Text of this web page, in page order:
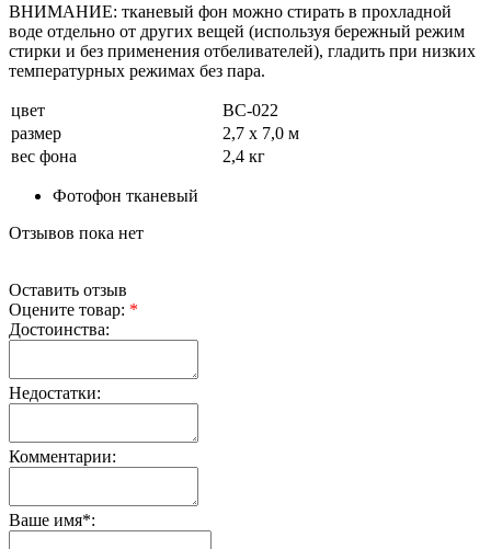
ВНИМАНИЕ: тканевый фон можно стирать в прохладной
воде отдельно от других вещей (используя бережный режим
стирки и без применения отбеливателей), гладить при низких
температурных режимах без пара.
цвет
BC-022
размер
2,7 х 7,0 м
вес фона
2,4 кг
Фотофон тканевый
Отзывов пока нет
Оставить отзыв
Оцените товар: *
Достоинства:
Недостатки:
Комментарии:
Ваше имя*: